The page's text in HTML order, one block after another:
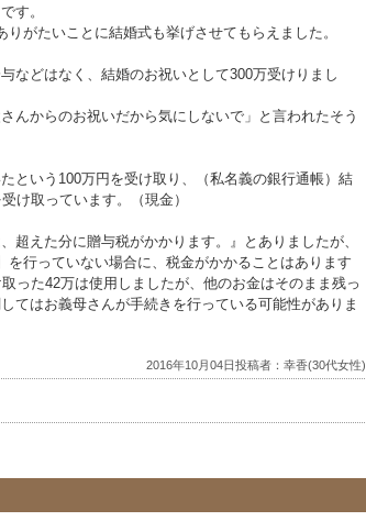
す。
がたいことに結婚式も挙げさせてもらえました。
などはなく、結婚のお祝いとして300万受けりまし
んからのお祝いだから気にしないで」と言われたそう
という100万円を受け取り、（私名義の銀行通帳）結
け取っています。（現金）
超えた分に贈与税がかかります。』とありましたが、
を行っていない場合に、税金がかかることはあります
った42万は使用しましたが、他のお金はそのまま残っ
てはお義母さんが手続きを行っている可能性がありま
2016年10月04日投稿者：幸香(30代女性)